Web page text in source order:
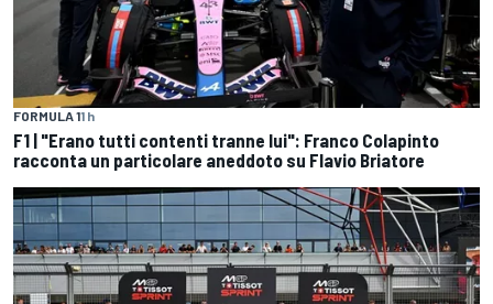
FORMULA 11 h
F1 | "Erano tutti contenti tranne lui": Franco Colapinto
racconta un particolare aneddoto su Flavio Briatore